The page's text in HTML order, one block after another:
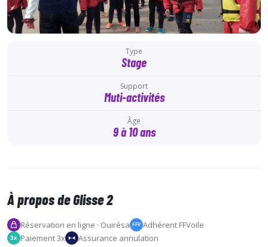
Type
Stage
Support
Muti-activités
Âge
9 à 10 ans
À propos de Glisse 2
Réservation en ligne · Ouirésa FFV Adhérent FFVoile
3x Paiement 3x Assurance annulation